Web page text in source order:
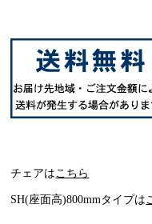
チェアはこちら
SH(座面高)800mmタイプは